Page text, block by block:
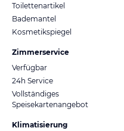
Toilettenartikel
Bademantel
Kosmetikspiegel
Zimmerservice
Verfügbar
24h Service
Vollständiges
Speisekartenangebot
Klimatisierung